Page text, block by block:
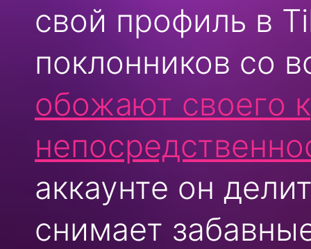
свой профиль в
поклонников со
обожают своего
аккаунте он
снимает